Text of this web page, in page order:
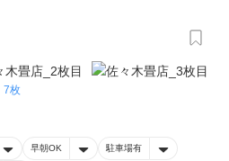
7枚
早朝OK 駐車場有